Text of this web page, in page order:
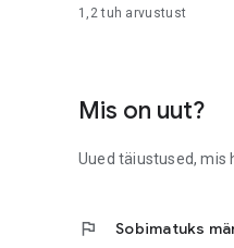
1,2 tuh arvustust
Mis on uut?
Uued täiustused, mis
flag Sobimatuks